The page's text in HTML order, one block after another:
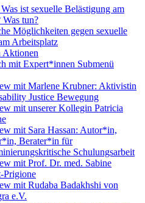
ist sexuelle Belästigung am
tun?
Möglichkeiten gegen sexuelle
Arbeitsplatz
Aktionen
mit Expert*innen Submenü
mit Marlene Krubner: Aktivistin
Justice Bewegung
mit unserer Kollegin Patricia
mit Sara Hassan: Autor*in,
Berater*in für
Schulungsarbeit
mit Prof. Dr. med. Sabine
Prigione
mit Rudaba Badakhshi von
e.V.